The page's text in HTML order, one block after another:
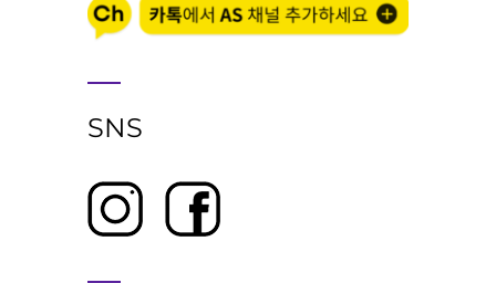
SNS